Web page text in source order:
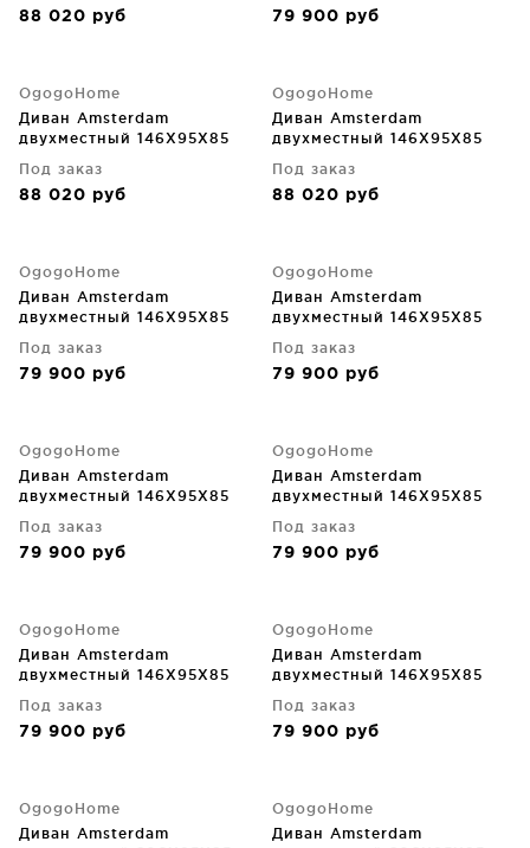
88 020 руб 79 900 руб
OgogoHome
Диван Amsterdam
двухместный 146X95X85
Под заказ
88 020 руб
OgogoHome
Диван Amsterdam
двухместный 146X95X85
Под заказ
88 020 руб
OgogoHome
Диван Amsterdam
двухместный 146X95X85
Под заказ
79 900 руб
OgogoHome
Диван Amsterdam
двухместный 146X95X85
Под заказ
79 900 руб
OgogoHome
Диван Amsterdam
двухместный 146X95X85
Под заказ
79 900 руб
OgogoHome
Диван Amsterdam
двухместный 146X95X85
Под заказ
79 900 руб
OgogoHome
Диван Amsterdam
двухместный 146X95X85
Под заказ
79 900 руб
OgogoHome
Диван Amsterdam
двухместный 146X95X85
Под заказ
79 900 руб
OgogoHome
Диван Amsterdam
OgogoHome
Диван Amsterdam